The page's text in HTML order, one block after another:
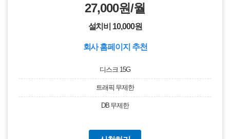
27,000원/월
설치비 10,000원
회사 홈페이지 추천
디스크 15G
트래픽 무제한
DB 무제한